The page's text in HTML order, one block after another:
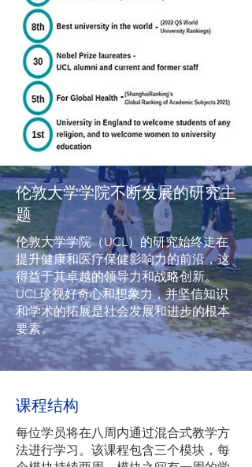
伦敦大学学院不断发展的研究主
题
伦敦大学学院（UCL）的研究始终走在
提升健康和医疗保健影响力的前沿，这
得益于其卓越的领导力和战略创新。
UCL珍视好奇心和想象力，并坚信知识
和学术的拓展是社会发展和进步的根本
要素。
课程结构
每位学员将在八周内通过混合式教学方
法进行学习。该课程包含三个模块，每